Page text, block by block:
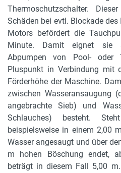
Thermoschutzschalter.
Schäden bei evtl. Blockade
Motors befördert die
Minute. Damit eignet sie
Abpumpen von Pool- oder
Pluspunkt in Verbindung mit
Förderhöhe der Maschine.
zwischen Wasseransaugung
angebrachte Sieb) und
Schlauches) besteht.
beispielsweise in einem 2,00
Wasser angesaugt und über
m hohen Böschung endet,
beträgt in diesem Fall 5,00